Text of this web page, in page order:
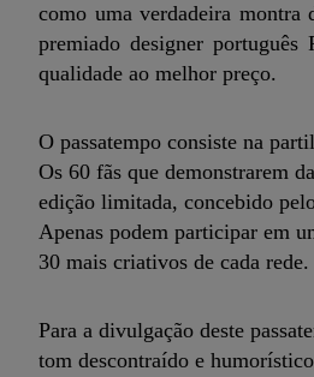
como uma verdadeira montra
premiado designer
qualidade ao melhor preço.
O passatempo consiste na
Os 60 fãs que demonstrarem
edição limitada, concebido
Apenas podem participar em
30 mais criativos de cada rede.
Para a divulgação deste
tom descontraído e